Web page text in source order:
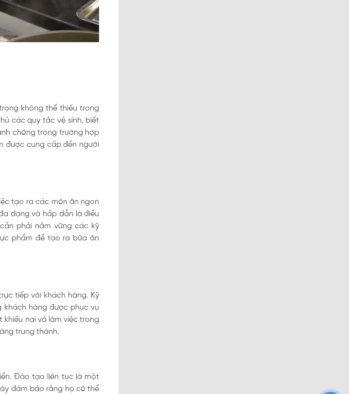
không thể thiếu trong
các quy tắc vệ sinh, biết
chóng trong trường hợp
được cung cấp đến người
tạo ra các món ăn ngon
dạng và hấp dẫn là điều
phải nắm vững các kỹ
phẩm để tạo ra bữa ăn
tiếp với khách hàng. Kỹ
hàng được phục vụ
nại và làm việc trong
trung thành.
Đào tạo liên tục là một
đảm bảo rằng họ có thể